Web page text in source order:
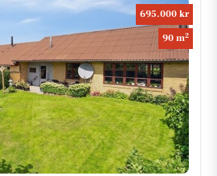
695.000 kr
90 m2